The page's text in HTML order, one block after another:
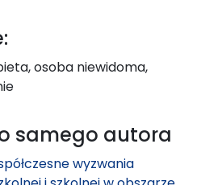
osoba niewidoma,
samego autora
wyzwania